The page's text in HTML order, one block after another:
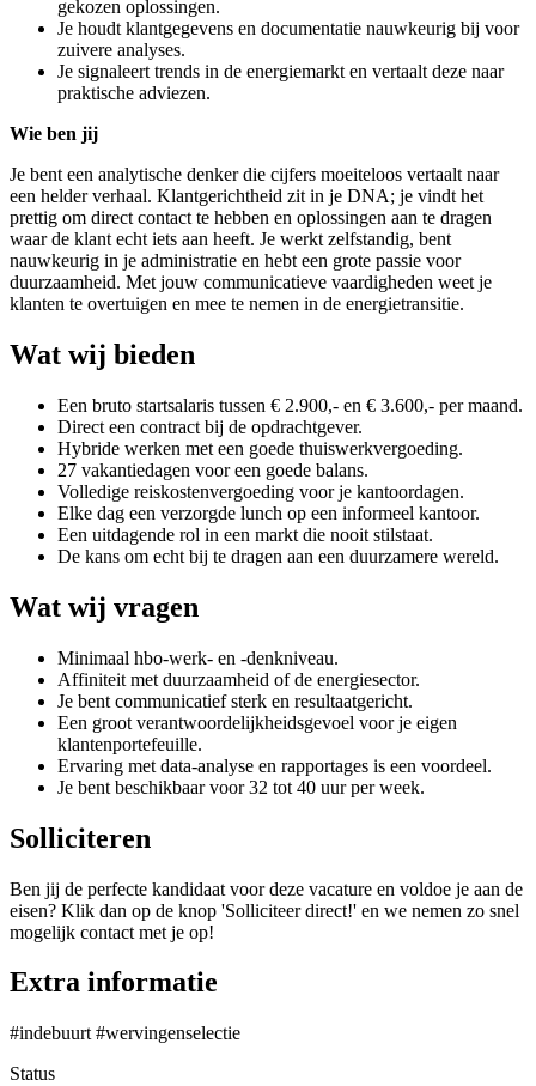
gekozen oplossingen.
Je houdt klantgegevens en documentatie nauwkeurig bij voor
zuivere analyses.
Je signaleert trends in de energiemarkt en vertaalt deze naar
praktische adviezen.
Wie ben jij
Je bent een analytische denker die cijfers moeiteloos vertaalt naar
een helder verhaal. Klantgerichtheid zit in je DNA; je vindt het
prettig om direct contact te hebben en oplossingen aan te dragen
waar de klant echt iets aan heeft. Je werkt zelfstandig, bent
nauwkeurig in je administratie en hebt een grote passie voor
duurzaamheid. Met jouw communicatieve vaardigheden weet je
klanten te overtuigen en mee te nemen in de energietransitie.
Wat wij bieden
Een bruto startsalaris tussen € 2.900,- en € 3.600,- per maand.
Direct een contract bij de opdrachtgever.
Hybride werken met een goede thuiswerkvergoeding.
27 vakantiedagen voor een goede balans.
Volledige reiskostenvergoeding voor je kantoordagen.
Elke dag een verzorgde lunch op een informeel kantoor.
Een uitdagende rol in een markt die nooit stilstaat.
De kans om echt bij te dragen aan een duurzamere wereld.
Wat wij vragen
Minimaal hbo-werk- en -denkniveau.
Affiniteit met duurzaamheid of de energiesector.
Je bent communicatief sterk en resultaatgericht.
Een groot verantwoordelijkheidsgevoel voor je eigen
klantenportefeuille.
Ervaring met data-analyse en rapportages is een voordeel.
Je bent beschikbaar voor 32 tot 40 uur per week.
Solliciteren
Ben jij de perfecte kandidaat voor deze vacature en voldoe je aan de
eisen? Klik dan op de knop 'Solliciteer direct!' en we nemen zo snel
mogelijk contact met je op!
Extra informatie
#indebuurt #wervingenselectie
Status